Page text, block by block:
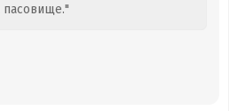
пасовище."